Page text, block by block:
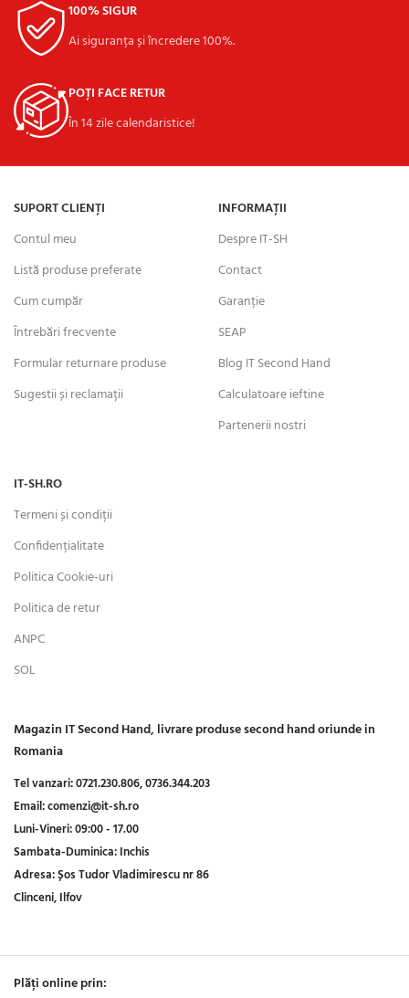
100% SIGUR
Ai siguranța și încredere 100%.
POȚI FACE RETUR
În 14 zile calendaristice!
SUPORT CLIENȚI
Contul meu
Listă produse preferate
Cum cumpăr
Întrebări frecvente
Formular returnare produse
Sugestii și reclamații
INFORMAȚII
Despre IT-SH
Contact
Garanție
SEAP
Blog IT Second Hand
Calculatoare ieftine
Partenerii nostri
IT-SH.RO
Termeni și condiții
Confidențialitate
Politica Cookie-uri
Politica de retur
ANPC
SOL
Magazin IT Second Hand, livrare produse second hand oriunde in
Romania
Tel vanzari:0721.230.806,0736.344.203
Email:comenzi@it-sh.ro
Luni-Vineri:09:00 - 17.00
Sambata-Duminica:Inchis
Adresa:Șos Tudor Vladimirescu nr 86
Clinceni, Ilfov
Plăți online prin: